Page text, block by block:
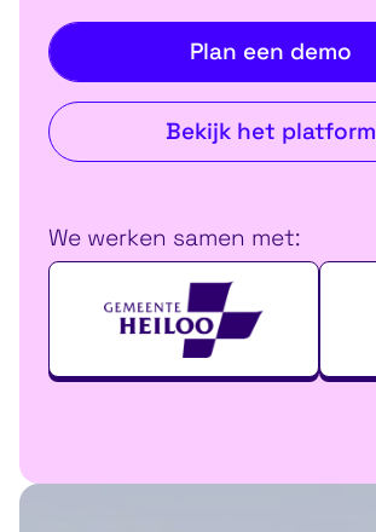
Plan een demo
Bekijk het platform
We werken samen met:
Cases